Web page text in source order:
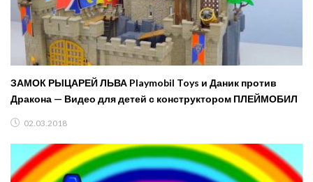
ЗАМОК РЫЦАРЕЙ ЛЬВА Playmobil Toys и Даник против
Дракона — Видео для детей с конструктором ПЛЕЙМОБИЛ
02.03.2018